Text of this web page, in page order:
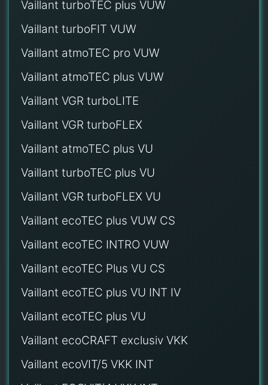
Vaillant turboTEC plus VUW
Vaillant turboFIT VUW
Vaillant atmoTEC pro VUW
Vaillant atmoTEC plus VUW
Vaillant VGR turboLITE
Vaillant VGR turboFLEX
Vaillant atmoTEC plus VU
Vaillant turboTEC plus VU
Vaillant VGR turboFLEX VU
Vaillant ecoTEC plus VUW CS
Vaillant ecoTEC INTRO VUW
Vaillant ecoTEC Plus VU CS
Vaillant ecoTEC plus VU INT IV
Vaillant ecoTEC plus VU
Vaillant ecoCRAFT exclusiv VKK
Vaillant ecoVIT/5 VKK INT